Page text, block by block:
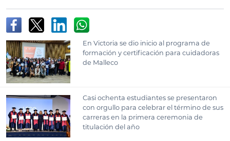
En Victoria se dio inicio al programa de
formación y certificación para cuidadoras
de Malleco
Casi ochenta estudiantes se presentaron
con orgullo para celebrar el término de sus
carreras en la primera ceremonia de
titulación del año